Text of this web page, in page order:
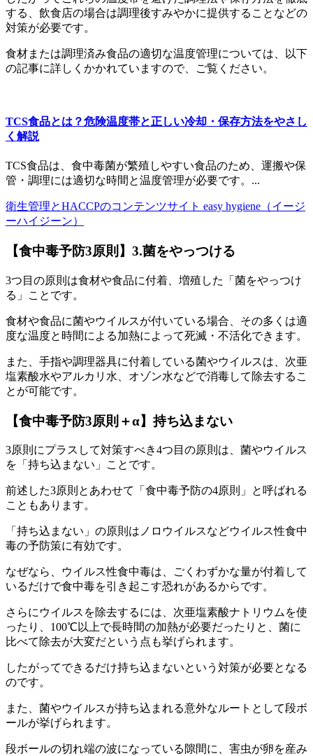
する、飲食店の場合は調理後すみやかに提供することなどの
対策が必要です。
食材または調理済み食品の適切な温度管理については、以下
の記事に詳しくかかれていますので、ご覧ください。
TCS食品とは？危険温度帯と正しい冷却・保存方法をやさし
く解説
TCS食品は、食中毒菌が繁殖しやすい食品のため、運搬や保
管・調理には適切な時間と温度管理が必要です。...
衛生管理とHACCPのコンテンツサイト easy hygiene（イージ
ーハイジーン）
【食中毒予防3原則】3.菌をやっつける
3つ目の原則は食材や食品に付着、増殖した「菌をやっつけ
る」ことです。
食材や食品に菌やウイルスが付いている場合、その多くは適
度な温度と時間による加熱によって死滅・不活化できます。
また、手指や調理器具に付着している菌やウイルスは、次亜
塩素酸水やアルカリ水、オゾン水などで消毒して除去するこ
とが可能です。
【食中毒予防3原則＋α】持ち込まない
3原則にプラスして対策すべき4つ目の原則は、菌やウイルス
を「持ち込まない」ことです。
前述した3原則とあわせて「食中毒予防の4原則」と呼ばれる
こともあります。
「持ち込まない」の原則はノロウイルスなどウイルス性食中
毒の予防策に有効です。
なぜなら、ウイルス性食中毒は、ごくわずかな量が付着して
いるだけで食中毒を引き起こす恐れがあるからです。
さらにウイルスを除去するには、次亜塩素酸ナトリウムを使
ったり、100℃以上で長時間の加熱が必要だったりと、菌に
比べて除去が大変だという点も挙げられます。
したがってできるだけ持ち込まないという対策が必要となる
のです。
また、菌やウイルスが持ち込まれる意外なルートとして段ボ
ールが挙げられます。
段ボールの切れ端の波になっている隙間に、害虫が卵を産み